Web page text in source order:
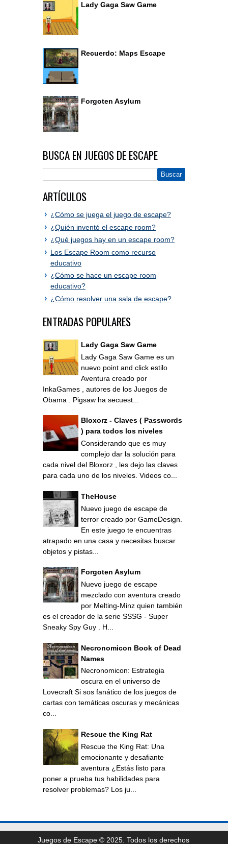
Lady Gaga Saw Game
Recuerdo: Maps Escape
Forgoten Asylum
BUSCA EN JUEGOS DE ESCAPE
ARTÍCULOS
¿Cómo se juega el juego de escape?
¿Quién inventó el escape room?
¿Qué juegos hay en un escape room?
Los Escape Room como recurso
educativo
¿Cómo se hace un escape room
educativo?
¿Cómo resolver una sala de escape?
ENTRADAS POPULARES
Lady Gaga Saw Game
Lady Gaga Saw Game es un
nuevo point and click estilo
Aventura creado por
InkaGames , autores de los Juegos de
Obama . Pigsaw ha secuest...
Bloxorz - Claves ( Passwords
) para todos los niveles
Considerando que es muy
complejo dar la solución para
cada nivel del Bloxorz , les dejo las claves
para cada uno de los niveles. Videos co...
TheHouse
Nuevo juego de escape de
terror creado por GameDesign.
En este juego te encuentras
atrapado en una casa y necesitas buscar
objetos y pistas...
Forgoten Asylum
Nuevo juego de escape
mezclado con aventura creado
por Melting-Minz quien también
es el creador de la serie SSSG - Super
Sneaky Spy Guy . H...
Necronomicon Book of Dead
Names
Necronomicon: Estrategia
oscura en el universo de
Lovecraft Si sos fanático de los juegos de
cartas con temáticas oscuras y mecánicas
co...
Rescue the King Rat
Rescue the King Rat: Una
emocionante y desafiante
aventura ¿Estás listo para
poner a prueba tus habilidades para
resolver problemas? Los ju...
Juegos de Escape © 2025. Todos los derechos